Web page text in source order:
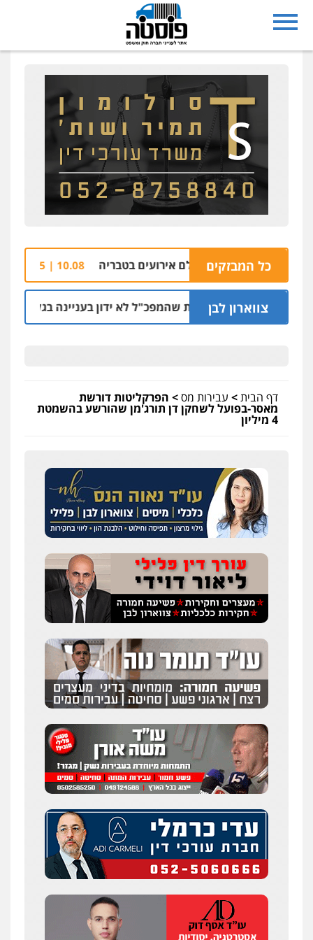
כל המבזקים
בהצתת אולם אירועים בטבריה 10.08 | 09:25 חשד:
צווארון לבן
ניצב שושן דורשת שהמפכ"ל לא ידון בעניינה בגלל קרבתו
דף הבית> עבירות מס> הפרקליטות דורשת
מאסר-בפועל לשחקן דן תורג'מן שהורשע בהשמטת
4 מיליון
עו"ד אייל אוחיון
פלילי עורכי דין לענייני אסירים מעצרים
וחקירות
0523602602
עו"ד אשרף שחאדה
פלילי פשיעה חמורה מעצרים וחקירות
תעבורה
0549535659
רעות כהן – משרד עורכי דין
פלילי צווארון לבן תעבורה אסירים מעצרים
וחקירות
0506277425
עו"ד שאדי דבאח
פלילי פשיעה כלכלית תעבורה
0505643689
עו"ד יצחק איצקוביץ'
פלילי פשיעה חמורה צווארון לבן
0526655833
עו"ד חמאדה מסרי
תעבורה
0526631970